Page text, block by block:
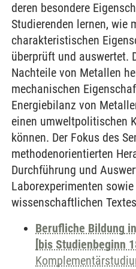
deren besondere
Studierenden lernen, wie
charakteristischen
überprüft und auswertet.
Nachteile von Metallen
mechanischen
Energiebilanz von
einen umweltpolitischen
können. Der Fokus des
methodenorientierten
Durchführung und
Laborexperimenten
wissenschaftlichen
Berufliche Bildung
[bis Studienbeginn